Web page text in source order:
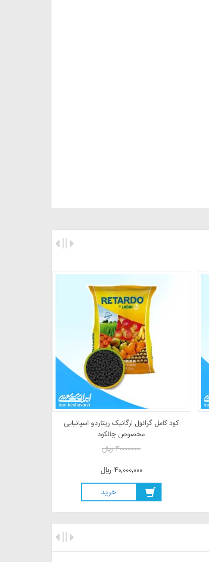
کود کامل گرانول ارگانیک ریتاردو اسپانیایی
مخصوص چالکود
40000000ريال
40,000,000 ريال
خريد